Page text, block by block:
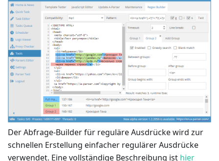
Der Abfrage-Builder für reguläre Ausdrücke wird zur
schnellen Erstellung einfacher regulärer Ausdrücke
verwendet. Eine vollständige Beschreibung ist hier